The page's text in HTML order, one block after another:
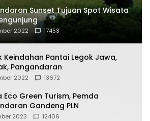
Sunset Tujuan Spot Wisata
2022 17453
Keindahan Pantai Legok Jawa,
Pangandaran
2022 13672
Eco Green Turism, Pemda
Gandeng PLN
2023 12406